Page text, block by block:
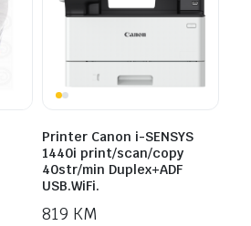
Printer Canon i-SENSYS
1440i print/scan/copy
40str/min Duplex+ADF
USB.WiFi.
819 KM